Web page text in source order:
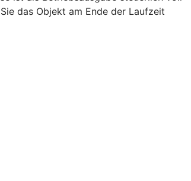
das Objekt am Ende der Laufzeit